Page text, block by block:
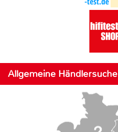
Allgemeine Händlersuche